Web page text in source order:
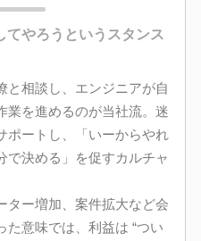
てやろうというスタンス
と相談し、エンジニアが自
業を進めるのが当社流。迷
ポートし、「いーからやれ
で決める」を促すカルチャ
ター増加、案件拡大など会
意味では、利益は “つい